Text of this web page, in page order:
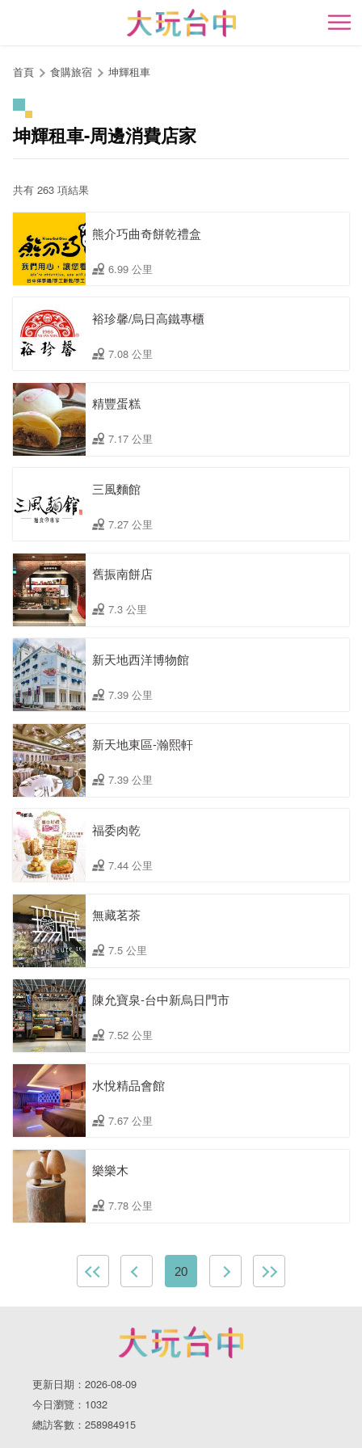
開
首頁 食購旅宿 坤輝租車
坤輝租車-周邊消費店家
共有 263 項結果
熊介巧曲奇餅乾禮盒
6.99 公里
裕珍馨/烏日高鐵專櫃
7.08 公里
精豐蛋糕
7.17 公里
三風麵館
7.27 公里
舊振南餅店
7.3 公里
新天地西洋博物館
7.39 公里
新天地東區-瀚熙軒
7.39 公里
福委肉乾
7.44 公里
無藏茗茶
7.5 公里
陳允寶泉-台中新烏日門市
7.52 公里
水悅精品會館
7.67 公里
樂樂木
7.78 公里
20
更新日期：2026-08-09
今日瀏覽：1032
總訪客數：258984915